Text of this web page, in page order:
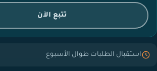
تتبع الآن
استقبال الطلبات طوال الأسبوع